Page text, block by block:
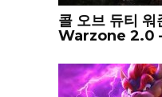
콜 오브 듀티
Warzone 2.0